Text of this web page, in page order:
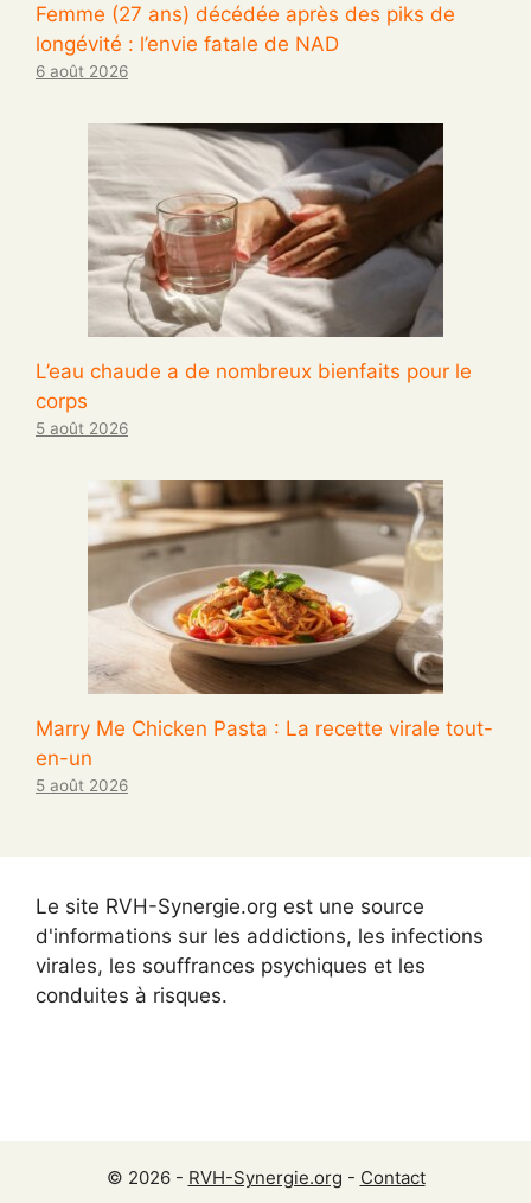
Femme (27 ans) décédée après des piks de
longévité : l’envie fatale de NAD
6 août 2026
L’eau chaude a de nombreux bienfaits pour le
corps
5 août 2026
Marry Me Chicken Pasta : La recette virale tout-
en-un
5 août 2026
Le site RVH-Synergie.org est une source
d'informations sur les addictions, les infections
virales, les souffrances psychiques et les
conduites à risques.
© 2026 - RVH-Synergie.org - Contact